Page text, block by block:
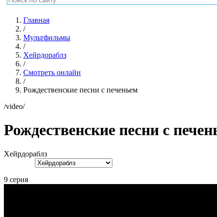
Главная
/
Мультфильмы
/
Хейрдораблз
/
Смотреть онлайн
/
Рождественские песни с печеньем
/video/
Рождественские песни с
Хейрдораблз
9 серия